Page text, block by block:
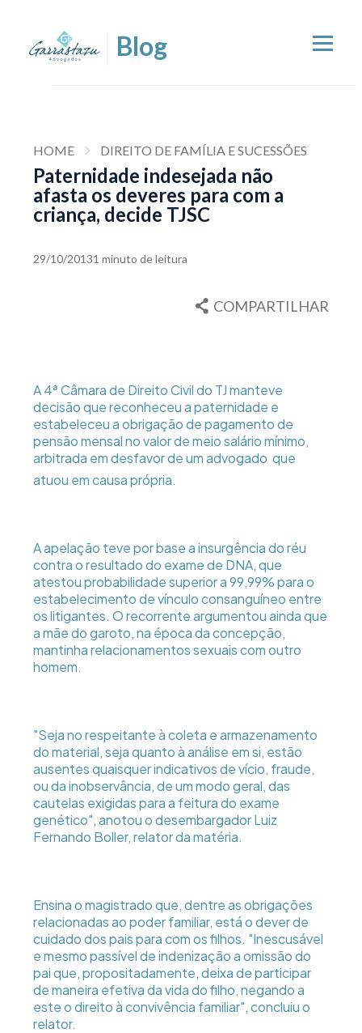
HOME DIREITO DE FAMÍLIA E SUCESSÕES
Paternidade indesejada não
afasta os deveres para com a
criança, decide TJSC
29/10/20131 minuto de leitura
COMPARTILHAR
A 4ª Câmara de Direito Civil do TJ manteve
decisão que reconheceu a paternidade e
estabeleceu a obrigação de pagamento de
pensão mensal no valor de meio salário mínimo,
arbitrada em desfavor de um advogado  que
atuou em causa própria.
A apelação teve por base a insurgência do réu
contra o resultado do exame de DNA, que
atestou probabilidade superior a 99,99% para o
estabelecimento de vínculo consanguíneo entre
os litigantes. O recorrente argumentou ainda que
a mãe do garoto, na época da concepção,
mantinha relacionamentos sexuais com outro
homem.
"Seja no respeitante à coleta e armazenamento
do material, seja quanto à análise em si, estão
ausentes quaisquer indicativos de vício, fraude,
ou da inobservância, de um modo geral, das
cautelas exigidas para a feitura do exame
genético", anotou o desembargador Luiz
Fernando Boller, relator da matéria.
Ensina o magistrado que, dentre as obrigações
relacionadas ao poder familiar, está o dever de
cuidado dos pais para com os filhos. "Inescusável
e mesmo passível de indenização a omissão do
pai que, propositadamente, deixa de participar
de maneira efetiva da vida do filho, negando a
este o direito à convivência familiar", concluiu o
relator.